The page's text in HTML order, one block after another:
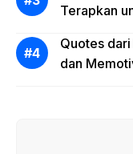
Terapkan
Quotes
dan